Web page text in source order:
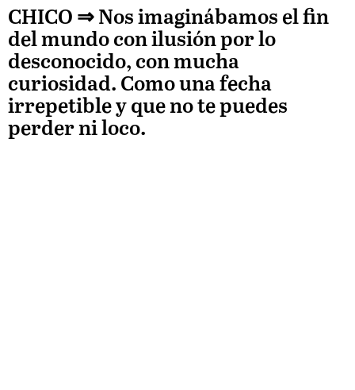
CHICO ⇒ Nos imaginábamos el fin
del mundo con ilusión por lo
desconocido, con mucha
curiosidad. Como una fecha
irrepetible y que no te puedes
perder ni loco.